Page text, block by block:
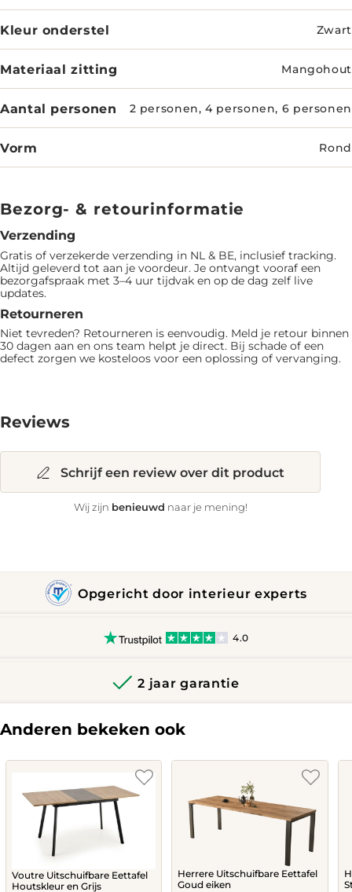
Kleur onderstel Zwart
Materiaal zitting Mangohout
Aantal personen 2 personen, 4 personen, 6 personen
Vorm Rond
Bezorg- & retourinformatie
Verzending
Gratis of verzekerde verzending in NL & BE, inclusief tracking.
Altijd geleverd tot aan je voordeur. Je ontvangt vooraf een
bezorgafspraak met 3–4 uur tijdvak en op de dag zelf live
updates.
Retourneren
Niet tevreden? Retourneren is eenvoudig. Meld je retour binnen
30 dagen aan en ons team helpt je direct. Bij schade of een
defect zorgen we kosteloos voor een oplossing of vervanging.
Reviews
Schrijf een review over dit product
Wij zijn benieuwd naar je mening!
Opgericht door interieur experts
4.0
2 jaar garantie
Anderen bekeken ook
Voutre Uitschuifbare Eettafel
Houtskleur en Grijs
Herrere Uitschuifbare Eettafel
Goud eiken